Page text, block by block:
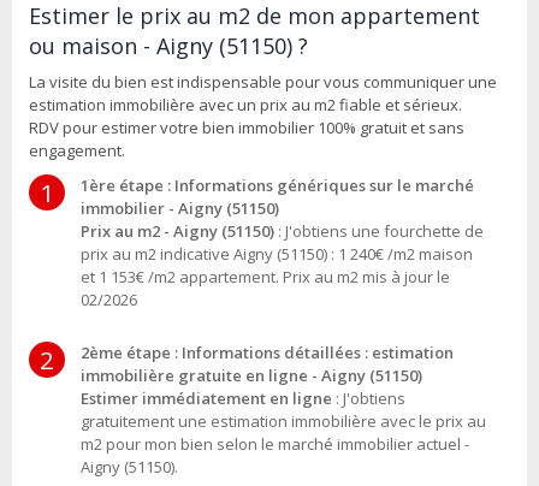
Estimer le prix au m2 de mon appartement
ou maison - Aigny (51150) ?
La visite du bien est indispensable pour vous communiquer une
estimation immobilière avec un prix au m2 fiable et sérieux.
RDV pour estimer votre bien immobilier 100% gratuit et sans
engagement.
1
1ère étape : Informations génériques sur le marché
immobilier - Aigny (51150)
Prix au m2 - Aigny (51150) : J'obtiens une fourchette de
prix au m2 indicative Aigny (51150) : 1 240€ /m2 maison
et 1 153€ /m2 appartement. Prix au m2 mis à jour le
02/2026
2
2ème étape : Informations détaillées : estimation
immobilière gratuite en ligne - Aigny (51150)
Estimer immédiatement en ligne : J'obtiens
gratuitement une estimation immobilière avec le prix au
m2 pour mon bien selon le marché immobilier actuel -
Aigny (51150).